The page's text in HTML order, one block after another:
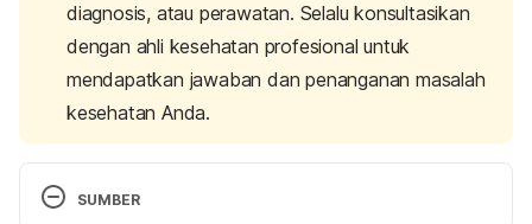
diagnosis, atau perawatan. Selalu konsultasikan
dengan ahli kesehatan profesional untuk
mendapatkan jawaban dan penanganan masalah
kesehatan Anda.
SUMBER